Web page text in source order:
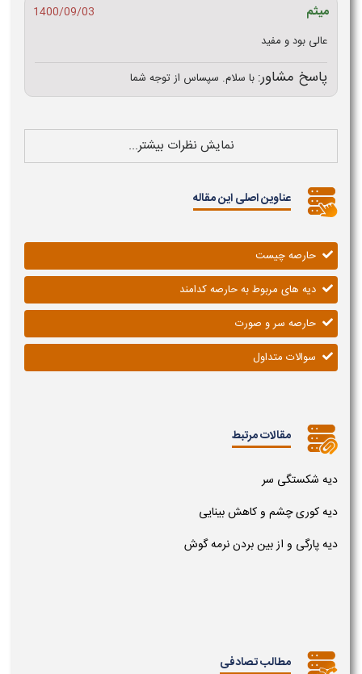
میثم
1400/09/03
عالی بود و مفید
پاسخ مشاور: با سلام. سپساس از توجه شما
نمایش نظرات بیشتر...
عناوین اصلی این مقاله
حارصه چیست
دیه های مربوط به حارصه کدامند
حارصه سر و صورت
سوالات متداول
مقالات مرتبط
دیه شکستگی سر
دیه کوری چشم و کاهش بینایی
دیه پارگی و از بین بردن نرمه گوش
مطالب تصادفی